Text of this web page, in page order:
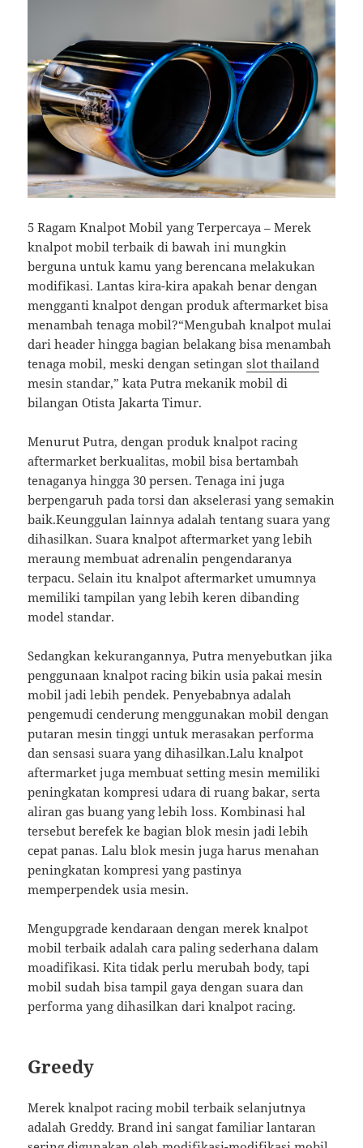
5 Ragam Knalpot Mobil yang Terpercaya – Merek
knalpot mobil terbaik di bawah ini mungkin
berguna untuk kamu yang berencana melakukan
modifikasi. Lantas kira-kira apakah benar dengan
mengganti knalpot dengan produk aftermarket bisa
menambah tenaga mobil?“Mengubah knalpot mulai
dari header hingga bagian belakang bisa menambah
tenaga mobil, meski dengan setinganslot thailand
mesin standar,” kata Putra mekanik mobil di
bilangan Otista Jakarta Timur.
Menurut Putra, dengan produk knalpot racing
aftermarket berkualitas, mobil bisa bertambah
tenaganya hingga 30 persen. Tenaga ini juga
berpengaruh pada torsi dan akselerasi yang semakin
baik.Keunggulan lainnya adalah tentang suara yang
dihasilkan. Suara knalpot aftermarket yang lebih
meraung membuat adrenalin pengendaranya
terpacu. Selain itu knalpot aftermarket umumnya
memiliki tampilan yang lebih keren dibanding
model standar.
Sedangkan kekurangannya, Putra menyebutkan jika
penggunaan knalpot racing bikin usia pakai mesin
mobil jadi lebih pendek. Penyebabnya adalah
pengemudi cenderung menggunakan mobil dengan
putaran mesin tinggi untuk merasakan performa
dan sensasi suara yang dihasilkan.Lalu knalpot
aftermarket juga membuat setting mesin memiliki
peningkatan kompresi udara di ruang bakar, serta
aliran gas buang yang lebih loss. Kombinasi hal
tersebut berefek ke bagian blok mesin jadi lebih
cepat panas. Lalu blok mesin juga harus menahan
peningkatan kompresi yang pastinya
memperpendek usia mesin.
Mengupgrade kendaraan dengan merek knalpot
mobil terbaik adalah cara paling sederhana dalam
moadifikasi. Kita tidak perlu merubah body, tapi
mobil sudah bisa tampil gaya dengan suara dan
performa yang dihasilkan dari knalpot racing.
Greedy
Merek knalpot racing mobil terbaik selanjutnya
adalah Greddy. Brand ini sangat familiar lantaran